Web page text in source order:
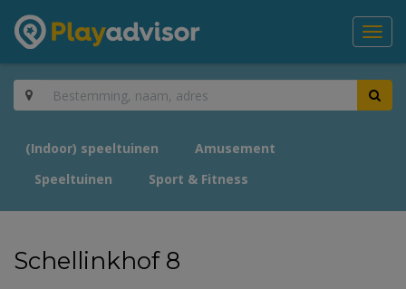
(Indoor) speeltuinen
Amusement
Speeltuinen
Sport & Fitness
Schellinkhof 8